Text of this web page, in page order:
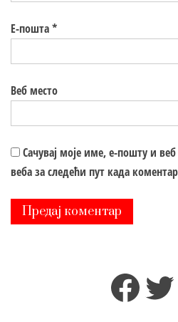
Е-пошта*
Веб место
Сачувај моје име, е-пошту и
веба за следећи пут када